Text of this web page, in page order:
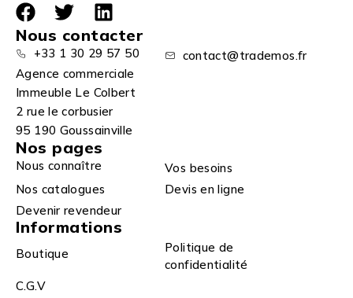
Nous contacter
+33 1 30 29 57 50
contact@trademos.fr
Agence commerciale
Immeuble Le Colbert
2 rue le corbusier
95 190 Goussainville
Nos pages
Nous connaître
Vos besoins
Nos catalogues
Devis en ligne
Devenir revendeur
Informations
Boutique
Politique de
confidentialité
C.G.V